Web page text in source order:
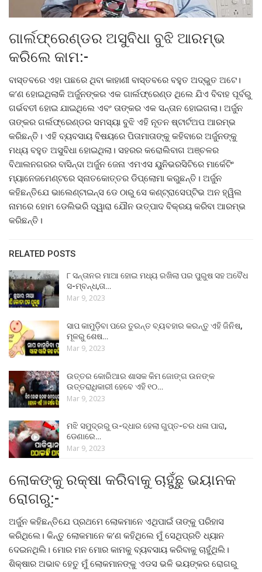
ଗାର୍ଲଫ୍ରେଣ୍ଡର ଅସୁବିଧା ବୁଝି ଆରମ୍ଭ
କରିଲେ କାମ:-
ବାସ୍ତବରେ ଏହା ପଛରେ ଥିବା କାହାଣୀ ବାସ୍ତବରେ ବହୁତ ଅଦ୍ଭୁତ ଅଟେ।
କ’ଣ ହୋଇଥିଲାକି ଅର୍ଜୁନଙ୍କର ଏକ ଗାର୍ଲଫ୍ରେଣ୍ଡ ଥିଲେ ଯିଏ ବିବାହ ପୂର୍ବରୁ
ଗର୍ଭବତୀ ହୋଇ ଯାଇଥିଲେ ଏବଂ ତାଙ୍କର ଏକ ସନ୍ତାନ ହୋଇଗଲା। ଅର୍ଜୁନ
ତାଙ୍କର ଗର୍ଲଫ୍ରେଣ୍ଡର ସମସ୍ୟା ବୁଝି ଏହି ନୂତନ ଷ୍ଟାର୍ଟଅପ ଆରମ୍ଭ
କରିଛନ୍ତି। ଏହି ବ୍ୟବସାୟ ବିଷୟରେ ପିତାମାତାଙ୍କୁ କହିବାରେ ଅର୍ଜୁନଙ୍କୁ
ମଧ୍ୟ ବହୁତ ଅସୁବିଧା ହୋଇଥିଲା। ସହରର କରୋଲିବାଗ ଅଞ୍ଚଳର
ବିଥାଲନଗରର ବାସିନ୍ଦା ଅର୍ଜୁନ ଜେନା ଏମଏସ ୟୁନିଭରସିଟିରେ ମାର୍କେଟିଂ
ମ୍ୟାନେଜମେଣ୍ଟରେ ସ୍ନାତକୋତ୍ତର ଡିପ୍ଲୋମା କରୁଛନ୍ତି। ଅର୍ଜୁନ
କହିଛନ୍ତିଯେ ଭାଲେଣ୍ଟାଇନ୍ସ ଡେ ଠାରୁ ସେ କଣ୍ଟ୍ରାସେପ୍ଟିଭ ଅନ ହ୍ୱିଲ
ନାମରେ ହୋମ ଡେଲିଭରି ଦ୍ୱାରା ଯୌନ ଉତ୍ପାଦ ବିକ୍ରୟ କରିବା ଆରମ୍ଭ
କରିଛନ୍ତି।
RELATED POSTS
୮ ସନ୍ତାନର ମାଆ ହୋଇ ମଧ୍ୟ ରଖିଲା ପର ପୁରୁଷ ସହ ଅବୈଧ
ସ-ମ୍ବନ୍ଧ,ତା…
Mar 9, 2023
ସାପ କାମୁଡ଼ିବା ପରେ ତୁରନ୍ତ ବ୍ୟବହାର କରନ୍ତୁ ଏହି ଜିନିଷ,
ମୂଳରୁ ଶେଷ…
Mar 9, 2023
ଉତ୍ତର କୋରିଆର ଶାସକ କିମ ଜୋଙ୍ଗ ଉନଙ୍କ
ଉତ୍ତରାଧିକାରୀ ହେବେ ଏହି ୧୦…
Mar 9, 2023
ମଝି ସମୁଦ୍ରରୁ ଉ-ଦ୍ଧାର ହେଲା ଗୁପ୍ତ-ଚର ଧଳା ପାରା,
ଡେଣାରେ…
Mar 9, 2023
ଲୋକଙ୍କୁ ରକ୍ଷା କରିବାକୁ ଚାହୁଁଛୁ ଭୟାନକ
ରୋଗରୁ:-
ଅର୍ଜୁନ କହିଛନ୍ତିଯେ ପ୍ରଥମେ ଲୋକମାନେ ଏଥିପାଇଁ ତାଙ୍କୁ ପରିହାସ
କରିଥିଲେ। କିନ୍ତୁ ଲୋକମାନେ କ’ଣ କହିଥିଲେ ମୁଁ ସେଥିପ୍ରତି ଧ୍ୟାନ
ଦେଇନଥିଲି। ମୋର ମନ ମୋର କାମକୁ ବ୍ୟବସାୟ କରିବାକୁ ଚାହୁଁଥିଲି।
ଶିକ୍ଷାର ଅଭାବ ହେତୁ ମୁଁ ଲୋକମାନଙ୍କୁ ଏଡସ ଭଳି ଭୟଙ୍କର ରୋଗରୁ